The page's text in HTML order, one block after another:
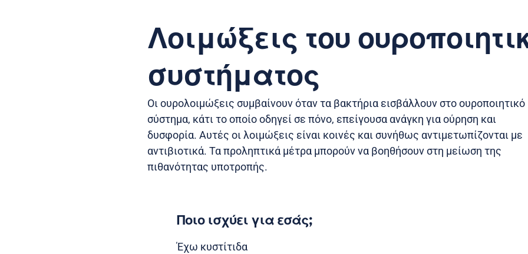
Λοιμώξεις του
συστήματος
Οι ουρολοιμώξεις συμβαίνουν όταν τα βακτήρια εισβάλλουν στο ουροποιητικό
σύστημα, κάτι το οποίο οδηγεί σε πόνο, επείγουσα ανάγκη για ούρηση και
δυσφορία. Αυτές οι λοιμώξεις είναι κοινές και συνήθως αντιμετωπίζονται με
αντιβιοτικά. Τα προληπτικά μέτρα μπορούν να βοηθήσουν στη μείωση της
πιθανότητας υποτροπής.
Ποιο ισχύει για εσάς;
Έχω κυστίτιδα